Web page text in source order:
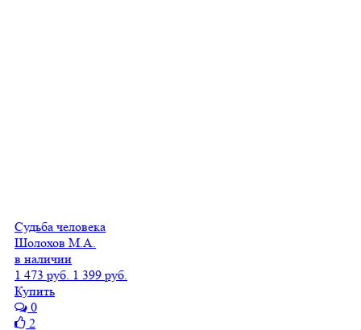
Судьба человека
Шолохов М.А.
в наличии
1 473 руб. 1 399 руб.
Купить
0
2